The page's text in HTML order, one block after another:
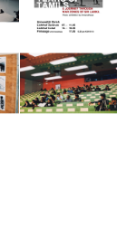
C
L
T
E
N